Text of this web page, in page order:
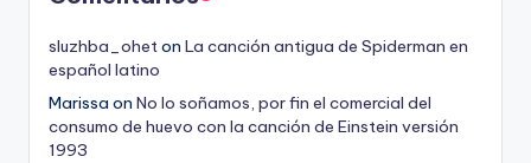
sluzhba_oheton La canción antigua de Spiderman en
español latino
Marissa on No lo soñamos, por fin el comercial del
consumo de huevo con la canción de Einstein versión
1993